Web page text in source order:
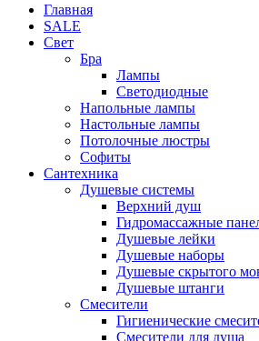
Главная
SALE
Свет
Бра
Лампы
Светодиодные
Напольные лампы
Настольные лампы
Потолочные люстры
Софиты
Сантехника
Душевые системы
Верхний душ
Гидромассажные
Душевые лейки
Душевые наборы
Душевые скрытого
Душевые штанги
Смесители
Гигиенические
Смесители для душа